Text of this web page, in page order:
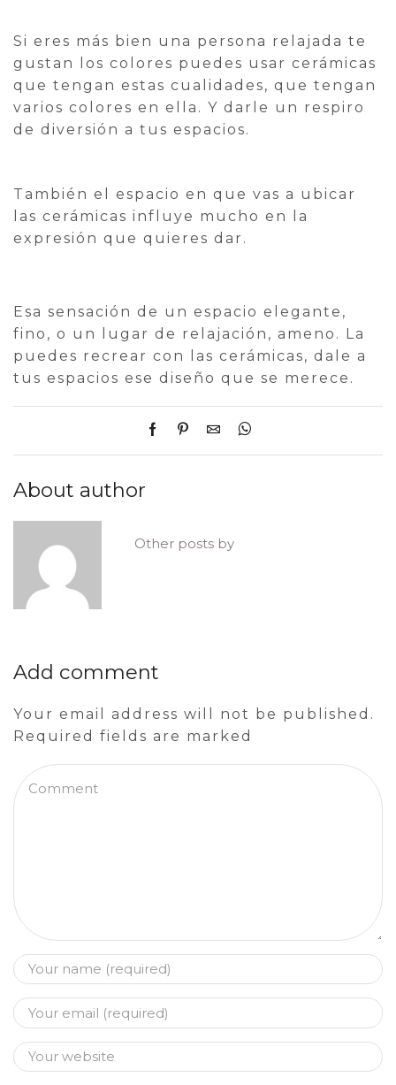
Si eres más bien una persona relajada te
gustan los colores puedes usar cerámicas
que tengan estas cualidades, que tengan
varios colores en ella. Y darle un respiro
de diversión a tus espacios.
También el espacio en que vas a ubicar
las cerámicas influye mucho en la
expresión que quieres dar.
Esa sensación de un espacio elegante,
fino, o un lugar de relajación, ameno. La
puedes recrear con las cerámicas, dale a
tus espacios ese diseño que se merece.
About author
Other posts by
Add comment
Your email address will not be published.
Required fields are marked